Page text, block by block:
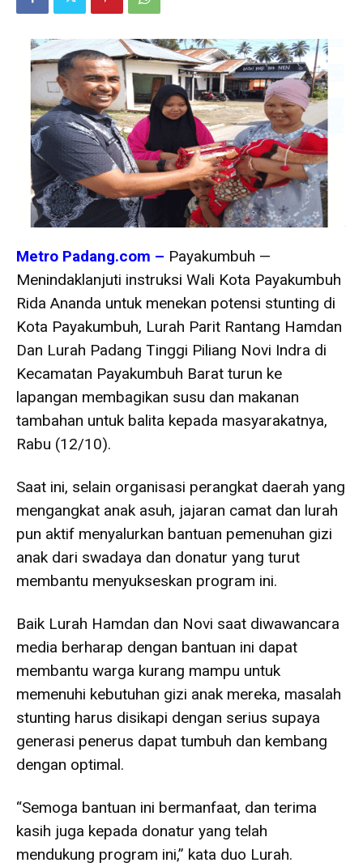
Metro Padang.com – Payakumbuh —
Menindaklanjuti instruksi Wali Kota Payakumbuh
Rida Ananda untuk menekan potensi stunting di
Kota Payakumbuh, Lurah Parit Rantang Hamdan
Dan Lurah Padang Tinggi Piliang Novi Indra di
Kecamatan Payakumbuh Barat turun ke
lapangan membagikan susu dan makanan
tambahan untuk balita kepada masyarakatnya,
Rabu (12/10).
Saat ini, selain organisasi perangkat daerah yang
mengangkat anak asuh, jajaran camat dan lurah
pun aktif menyalurkan bantuan pemenuhan gizi
anak dari swadaya dan donatur yang turut
membantu menyukseskan program ini.
Baik Lurah Hamdan dan Novi saat diwawancara
media berharap dengan bantuan ini dapat
membantu warga kurang mampu untuk
memenuhi kebutuhan gizi anak mereka, masalah
stunting harus disikapi dengan serius supaya
generasi penerus dapat tumbuh dan kembang
dengan optimal.
“Semoga bantuan ini bermanfaat, dan terima
kasih juga kepada donatur yang telah
mendukung program ini,” kata duo Lurah.